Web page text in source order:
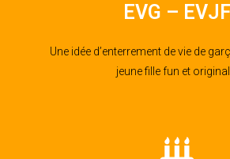
EVG – EVJF
Une idée d’enterrement de vie de
jeune fille fun et